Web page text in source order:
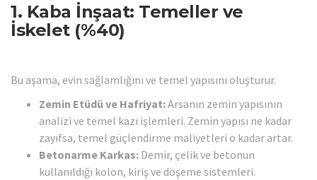
1. Kaba İnşaat: Temeller ve
İskelet (%40)
Bu aşama, evin sağlamlığını ve temel yapısını oluşturur.
Zemin Etüdü ve Hafriyat:Arsanın zemin yapısının
analizi ve temel kazı işlemleri. Zemin yapısı ne kadar
zayıfsa, temel güçlendirme maliyetleri o kadar artar.
Betonarme Karkas: Demir, çelik ve betonun
kullanıldığı kolon, kiriş ve döşeme sistemleri.